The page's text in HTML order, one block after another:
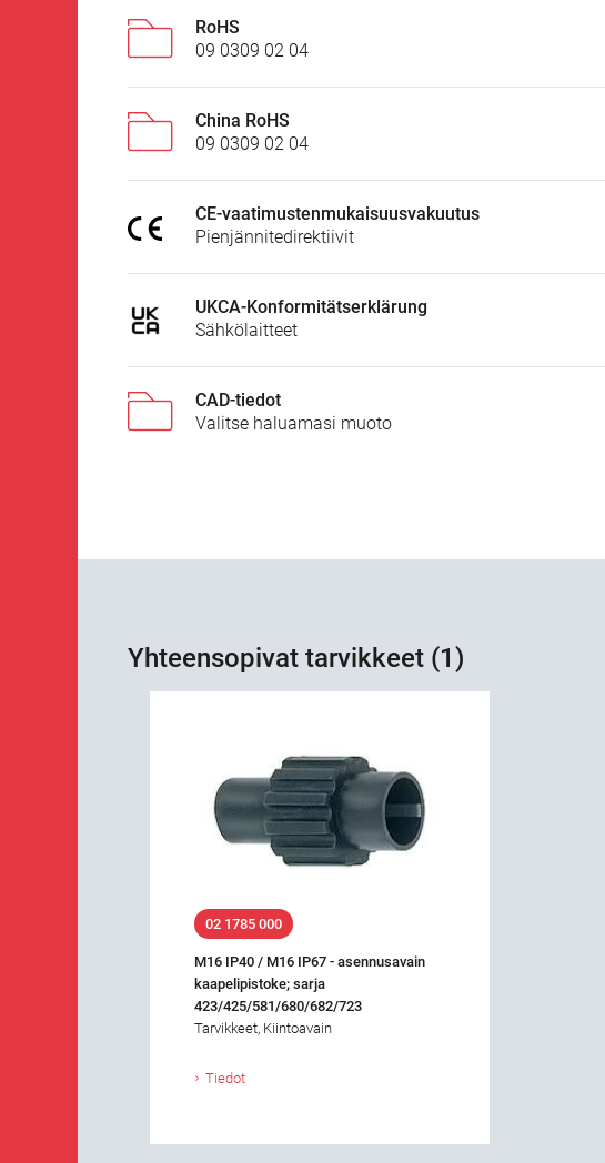
RoHS
09 0309 02 04
China RoHS
09 0309 02 04
CE-vaatimustenmukaisuusvakuutus
Pienjännitedirektiivit
UKCA-Konformitätserklärung
Sähkölaitteet
CAD-tiedot
Valitse haluamasi muoto
Yhteensopivat tarvikkeet (1)
02 1785 000
M16 IP40 / M16 IP67 - asennusavain
kaapelipistoke; sarja
423/425/581/680/682/723
Tarvikkeet, Kiintoavain
Tiedot